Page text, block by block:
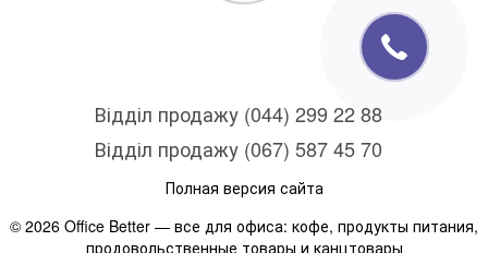
Відділ продажу (044) 299 22 88
Відділ продажу (067) 587 45 70
Полная версия сайта
© 2026 Office Better — все для офиса: кофе, продукты питания,
продовольственные товары и канцтовары